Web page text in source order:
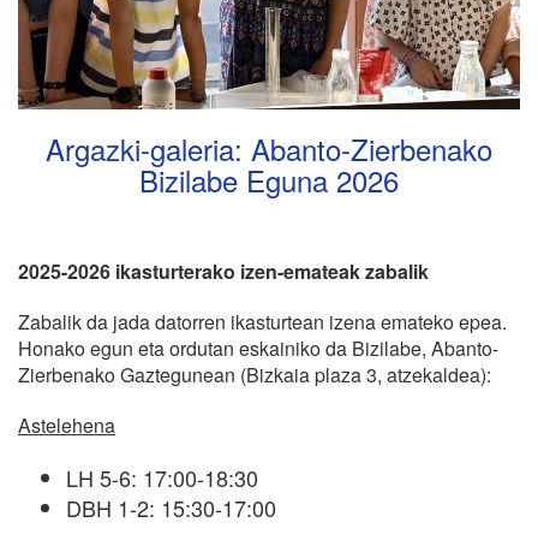
Argazki-galeria: Abanto-Zierbenako
Bizilabe Eguna 2026
2025-2026 ikasturterako izen-emateak zabalik
Zabalik da jada datorren ikasturtean izena emateko epea.
Honako egun eta ordutan eskainiko da Bizilabe, Abanto-
Zierbenako Gaztegunean (Bizkaia plaza 3, atzekaldea):
Astelehena
LH 5-6: 17:00-18:30
DBH 1-2: 15:30-17:00